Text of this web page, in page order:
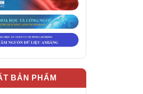
BẢN PHẨM